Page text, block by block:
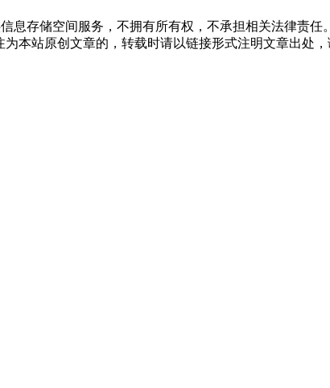
息存储空间服务，不拥有所有权，不承担相关法律责
本站原创文章的，转载时请以链接形式注明文章出处，